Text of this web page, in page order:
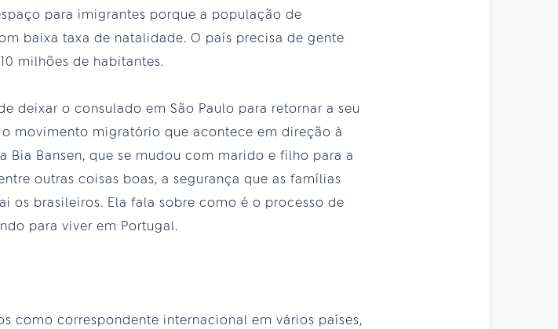
para imigrantes porque a população de
baixa taxa de natalidade. O país precisa de gente
milhões de habitantes.
deixar o consulado em São Paulo para retornar a seu
movimento migratório que acontece em direção à
Bia Bansen, que se mudou com marido e filho para a
outras coisas boas, a segurança que as famílias
os brasileiros. Ela fala sobre como é o processo de
para viver em Portugal.
como correspondente internacional em vários países,